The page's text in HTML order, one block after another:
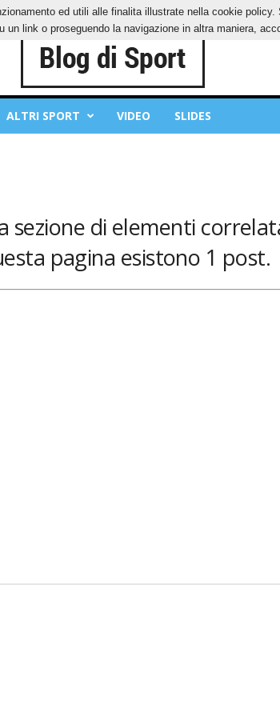
ALTRI SPORT VIDEO SLIDES
sezione di elementi
pagina esistono 1 post.
ed utili alle finalita illustrate nella cookie
link o proseguendo la navigazione in altra maniera,